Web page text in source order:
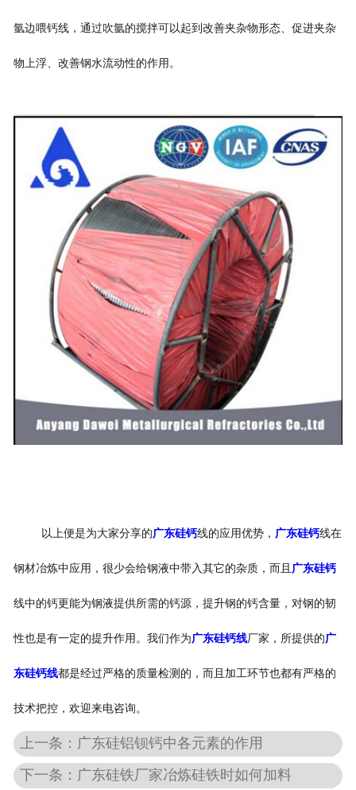
氩边喂钙线，通过吹氩的搅拌可以起到改善夹杂物形态、促进夹杂
物上浮、改善钢水流动性的作用。
以上便是为大家分享的广东硅钙线的应用优势， 广东硅钙线在
钢材冶炼中应用，很少会给钢液中带入其它的杂质，而且 广东硅钙
线中的钙更能为钢液提供所需的钙源，提升钢的钙含量，对钢的韧
性也是有一定的提升作用。我们作为广东硅钙线厂家，所提供的广
东硅钙线都是经过严格的质量检测的，而且加工环节也都有严格的
技术把控，欢迎来电咨询。
上一条：广东硅铝钡钙中各元素的作用
下一条：广东硅铁厂家冶炼硅铁时如何加料